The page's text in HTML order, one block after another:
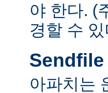
야 한다. (
경할 수
Sendfile
아파치는